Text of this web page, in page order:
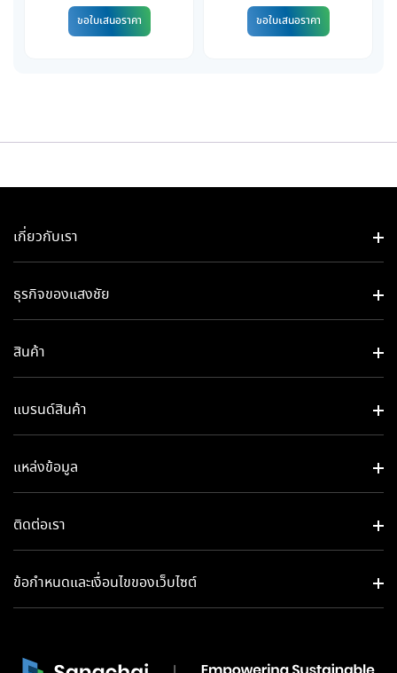
ขอใบเสนอราคา ขอใบเสนอราคา
เกี่ยวกับเรา
ธุรกิจของแสงชัย​
สินค้า
แบรนด์สินค้า
แหล่งข้อมูล
ติดต่อเรา
ข้อกำหนดและเงื่อนไขของเว็บไซต์